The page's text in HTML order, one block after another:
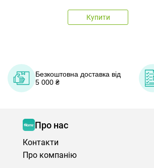
Купити
Безкоштовна доставка від
5 000 ₴
Про нас
Контакти
Про компанію